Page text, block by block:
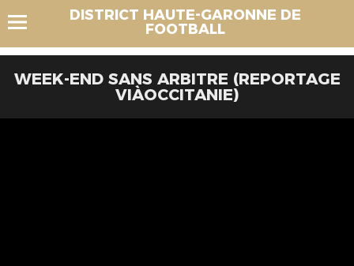
DISTRICT HAUTE-GARONNE DE
FOOTBALL
WEEK-END SANS ARBITRE (REPORTAGE
VIÀOCCITANIE)